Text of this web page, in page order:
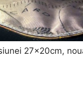
27x20cm,